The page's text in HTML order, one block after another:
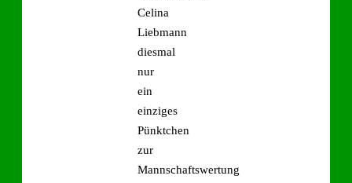
Celina
Liebmann
diesmal
nur
ein
einziges
Pünktchen
zur
Mannschaftswertung